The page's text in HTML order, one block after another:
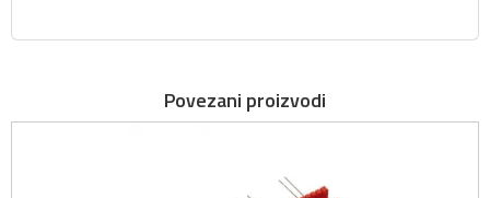
Povezani proizvodi